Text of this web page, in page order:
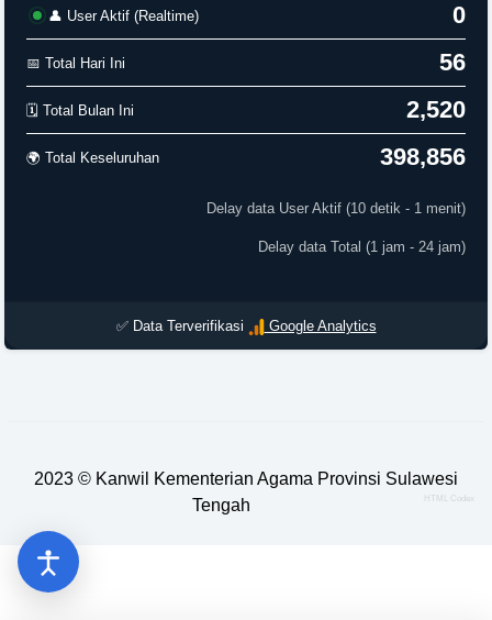
👤 User Aktif (Realtime) 0
📅 Total Hari Ini 56
🗓️ Total Bulan Ini 2,520
🌍 Total Keseluruhan 398,856
Delay data User Aktif (10 detik - 1 menit)
Delay data Total (1 jam - 24 jam)
✅ Data Terverifikasi Google Analytics
2023 © Kanwil Kementerian Agama Provinsi Sulawesi
Tengah
HTML Codex